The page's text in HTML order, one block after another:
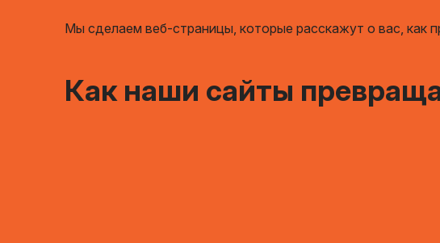
Мы сделаем веб-страницы, которые расскажут о вас, как
Как наши сайты